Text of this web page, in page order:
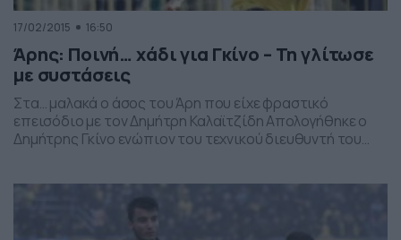
17/02/2015 16:50
Άρης: Ποινή… χάδι για Γκίνο – Τη γλίτωσε
με συστάσεις
Στα… μαλακά ο άσος του Άρη που είχε φραστικό
επεισόδιο με τον Δημήτρη Καλαϊτζίδη Απολογήθηκε ο
Δημήτρης Γκίνο ενώπιον του τεχνικού διευθυντή του
διάρκεια του διπλού αντέδρασε σε μια παρατήρηση
που του έγινε από τον τελευταίο. […]